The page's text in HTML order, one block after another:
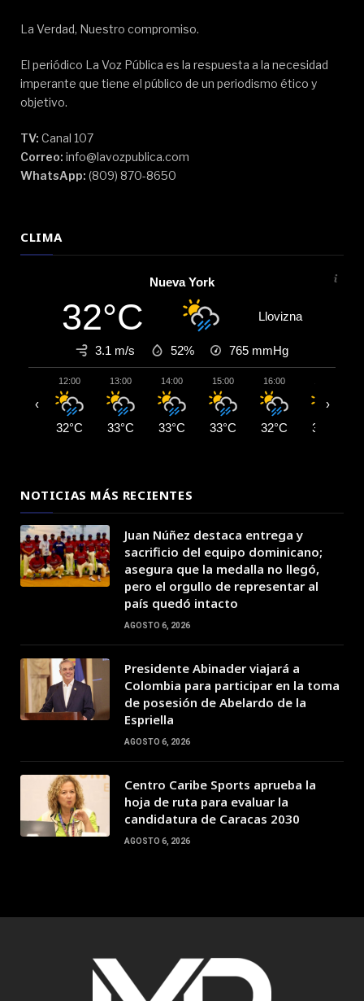
La Verdad, Nuestro compromiso.
El periódico La Voz Pública es la respuesta a la necesidad
imperante que tiene el público de un periodismo ético y
objetivo.
TV: Canal 107
Correo: info@lavozpublica.com
WhatsApp: (809) 870-8650
CLIMA
Nueva York
32°C Llovizna
3.1 m/s 52% 765 mmHg
12:00
32°C
13:00
33°C
14:00
33°C
15:00
33°C
16:00
32°C 32°C
‹ ›
NOTICIAS MÁS RECIENTES
Juan Núñez destaca entrega y
sacrificio del equipo dominicano;
asegura que la medalla no llegó,
pero el orgullo de representar al
país quedó intacto
AGOSTO 6, 2026
Presidente Abinader viajará a
Colombia para participar en la toma
de posesión de Abelardo de la
Espriella
AGOSTO 6, 2026
Centro Caribe Sports aprueba la
hoja de ruta para evaluar la
candidatura de Caracas 2030
AGOSTO 6, 2026